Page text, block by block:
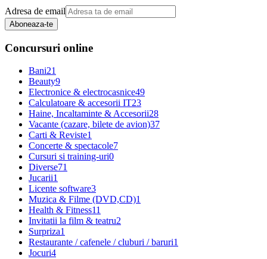
Adresa de email
Aboneaza-te
Concursuri online
Bani21
Beauty9
Electronice & electrocasnice49
Calculatoare & accesorii IT23
Haine, Incaltaminte & Accesorii28
Vacante (cazare, bilete de avion)37
Carti & Reviste1
Concerte & spectacole7
Cursuri si training-uri0
Diverse71
Jucarii1
Licente software3
Muzica & Filme (DVD,CD)1
Health & Fitness11
Invitatii la film & teatru2
Surpriza1
Restaurante / cafenele / cluburi / baruri1
Jocuri4